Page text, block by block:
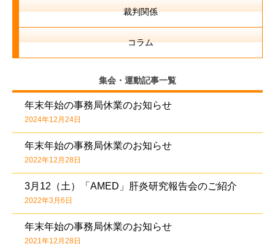
裁判関係
コラム
集会・運動記事一覧
年末年始の事務局休業のお知らせ
2024年12月24日
年末年始の事務局休業のお知らせ
2022年12月28日
3月12（土）「AMED」肝炎研究報告会のご紹介
2022年3月6日
年末年始の事務局休業のお知らせ
2021年12月28日